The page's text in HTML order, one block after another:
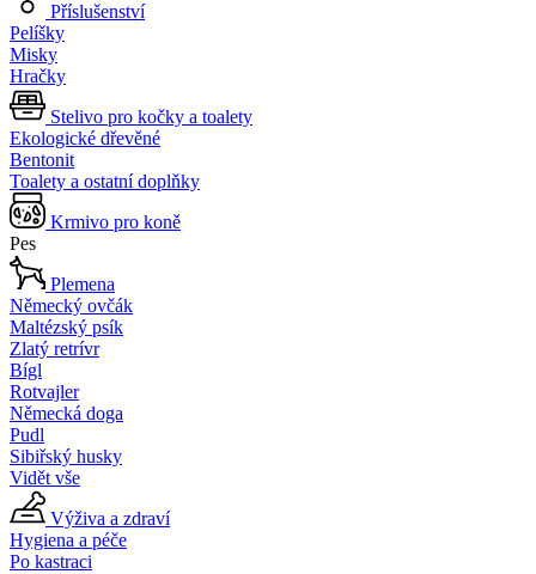
Příslušenství
Pelíšky
Misky
Hračky
Stelivo pro kočky a toalety
Ekologické dřevěné
Bentonit
Toalety a ostatní doplňky
Krmivo pro koně
Pes
Plemena
Německý ovčák
Maltézský psík
Zlatý retrívr
Bígl
Rotvajler
Německá doga
Pudl
Sibiřský husky
Vidět vše
Výživa a zdraví
Hygiena a péče
Po kastraci